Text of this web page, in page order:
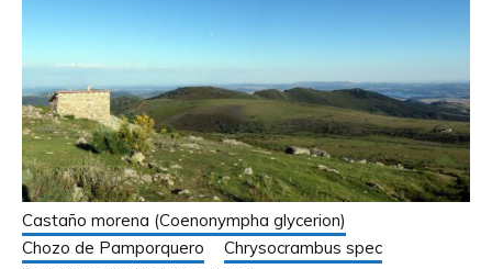
Castaño morena (Coenonympha glycerion)
Chozo de Pamporquero
Chrysocrambus spec